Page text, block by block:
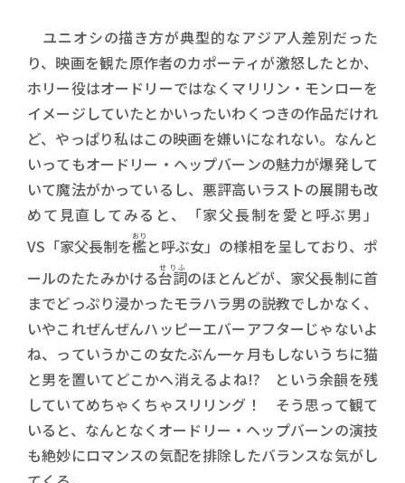
ユニオシの描き方が典型的なアジア人差別だった
り、映画を観た原作者のカポーティが激怒したとか、
ホリー役はオードリーではなくマリリン・モンローを
イメージしていたとかいったいわくつきの作品だけれ
ど、やっぱり私はこの映画を嫌いになれない。なんと
いってもオードリー・ヘップバーンの魅力が爆発して
いて魔法がかっているし、悪評高いラストの展開も改
めて見直してみると、「家父長制を愛と呼ぶ男」
VS「家父長制を檻
おり と呼ぶ女」の様相を呈しており、ポ
ールのたたみかける台詞
せりふ のほとんどが、家父長制に首
までどっぷり浸かったモラハラ男の説教でしかなく、
いやこれぜんぜんハッピーエバーアフターじゃないよ
ね、っていうかこの女たぶん一ヶ月もしないうちに猫
と男を置いてどこかへ消えるよね!? という余韻を残
していてめちゃくちゃスリリング！ そう思って観て
いると、なんとなくオードリー・ヘップバーンの演技
も絶妙にロマンスの気配を排除したバランスな気がし